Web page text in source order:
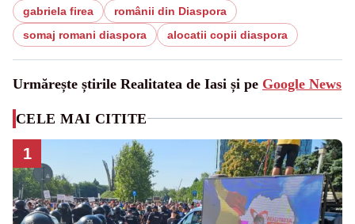
gabriela firea
românii din Diaspora
somaj romani diaspora
alocatii copii diaspora
Urmărește știrile Realitatea de Iasi și pe Google News
CELE MAI CITITE
1